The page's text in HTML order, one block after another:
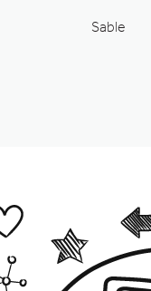
Sable